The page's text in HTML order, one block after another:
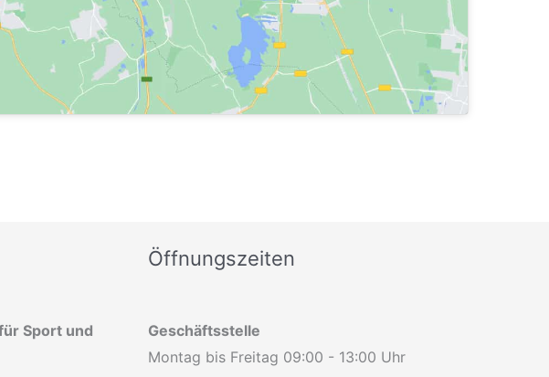
Sport und
Öffnungszeiten
Geschäftsstelle
Montag bis Freitag 09:00 - 13:00 Uhr